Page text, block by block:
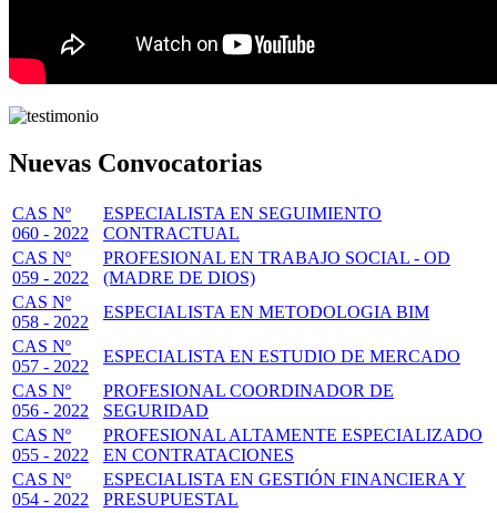
Nuevas Convocatorias
CAS Nº
060 - 2022
ESPECIALISTA EN SEGUIMIENTO
CONTRACTUAL
CAS Nº
059 - 2022
PROFESIONAL EN TRABAJO SOCIAL - OD
(MADRE DE DIOS)
CAS Nº
058 - 2022
ESPECIALISTA EN METODOLOGIA BIM
CAS Nº
057 - 2022
ESPECIALISTA EN ESTUDIO DE MERCADO
CAS Nº
056 - 2022
PROFESIONAL COORDINADOR DE
SEGURIDAD
CAS Nº
055 - 2022
PROFESIONAL ALTAMENTE ESPECIALIZADO
EN CONTRATACIONES
CAS Nº
054 - 2022
ESPECIALISTA EN GESTIÓN FINANCIERA Y
PRESUPUESTAL